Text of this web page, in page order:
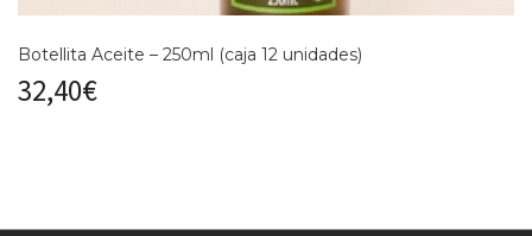
Botellita Aceite – 250ml (caja 12 unidades)
32,40€